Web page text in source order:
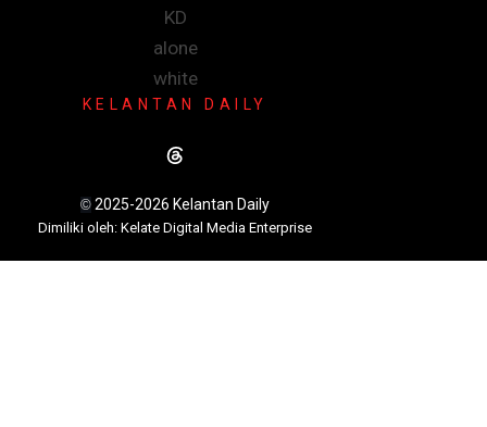
KELANTAN DAILY
© 2025-2026 Kelantan Daily
Dimiliki oleh: Kelate Digital Media Enterprise